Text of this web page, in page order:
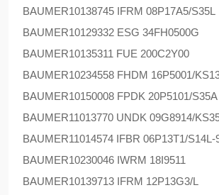
BAUMER10138745 IFRM 08P17A5/S35L
BAUMER10129332 ESG 34FH0500G
BAUMER10135311 FUE 200C2Y00
BAUMER10234558 FHDM 16P5001/
BAUMER10150008 FPDK 20P5101/S35A
BAUMER11013770 UNDK 09G8914/
BAUMER11014574 IFBR 06P13T1/S14L-
BAUMER10230046 IWRM 18I9511
BAUMER10139713 IFRM 12P13G3/L